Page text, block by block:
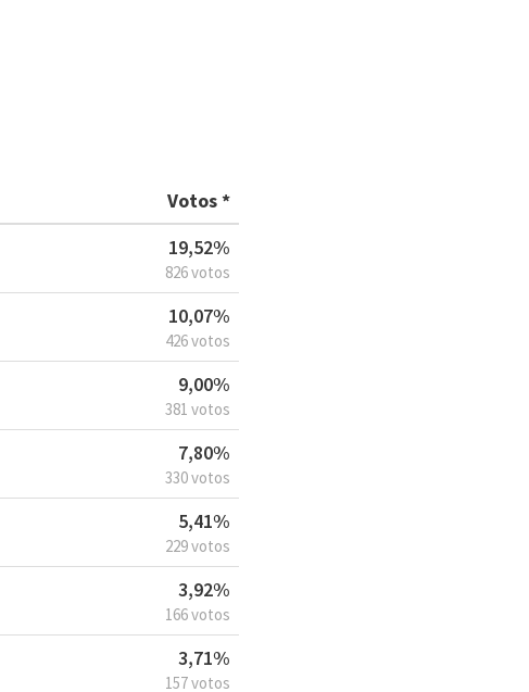
Votos *
19,52%
826 votos
10,07%
426 votos
9,00%
381 votos
7,80%
330 votos
5,41%
229 votos
3,92%
166 votos
3,71%
157 votos